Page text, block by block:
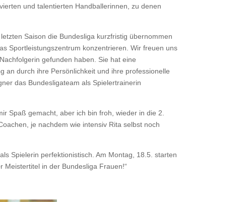
und talentierten Handballerinnen, zu denen
Saison die Bundesliga kurzfristig übernommen
Sportleistungszentrum konzentrieren. Wir freuen uns
gefunden haben. Sie hat eine
an durch ihre Persönlichkeit und ihre professionelle
das Bundesligateam als Spielertrainerin
Spaß gemacht, aber ich bin froh, wieder in die 2.
je nachdem wie intensiv Rita selbst noch
Spielerin perfektionistisch. Am Montag, 18.5. starten
Meistertitel in der Bundesliga Frauen!“